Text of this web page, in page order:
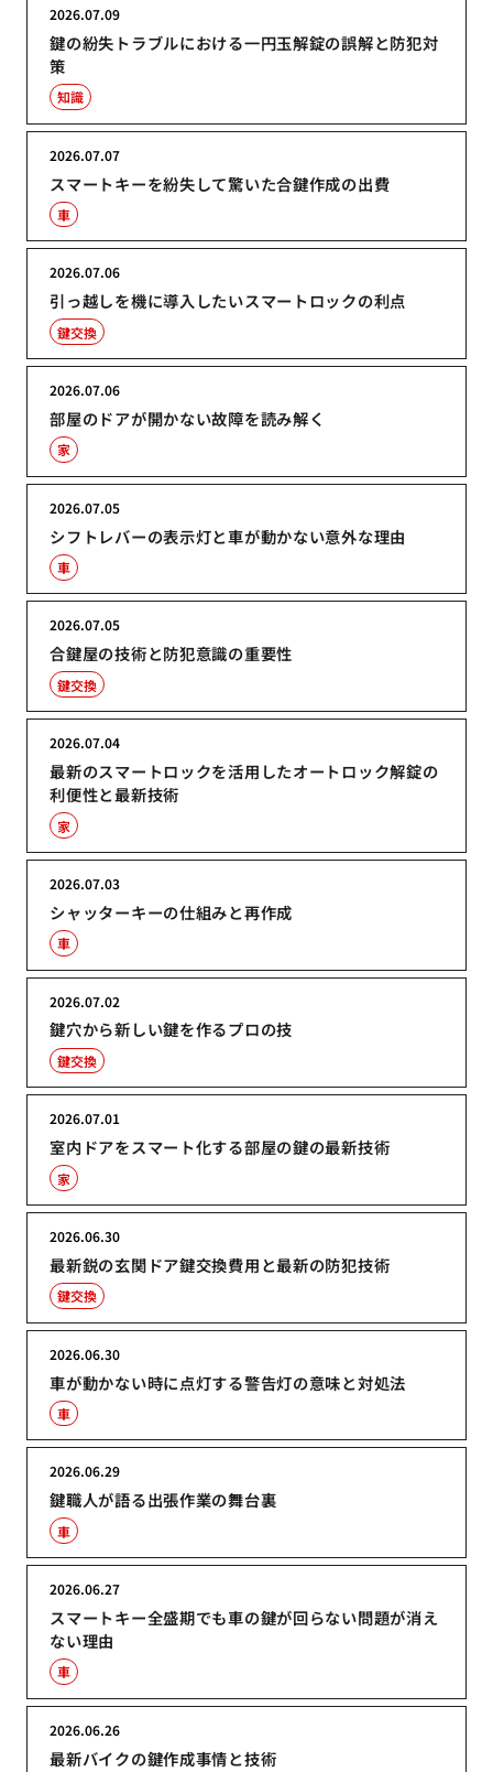
鍵の紛失トラブルにおける一円玉解錠の誤解と防犯対
策
2026.07.09
知識
スマートキーを紛失して驚いた合鍵作成の出費
2026.07.07
車
引っ越しを機に導入したいスマートロックの利点
2026.07.06
鍵交換
部屋のドアが開かない故障を読み解く
2026.07.06
家
シフトレバーの表示灯と車が動かない意外な理由
2026.07.05
車
合鍵屋の技術と防犯意識の重要性
2026.07.05
鍵交換
最新のスマートロックを活用したオートロック解錠の
利便性と最新技術
2026.07.04
家
シャッターキーの仕組みと再作成
2026.07.03
車
鍵穴から新しい鍵を作るプロの技
2026.07.02
鍵交換
室内ドアをスマート化する部屋の鍵の最新技術
2026.07.01
家
最新鋭の玄関ドア鍵交換費用と最新の防犯技術
2026.06.30
鍵交換
車が動かない時に点灯する警告灯の意味と対処法
2026.06.30
車
鍵職人が語る出張作業の舞台裏
2026.06.29
車
スマートキー全盛期でも車の鍵が回らない問題が消え
ない理由
2026.06.27
車
最新バイクの鍵作成事情と技術
2026.06.26